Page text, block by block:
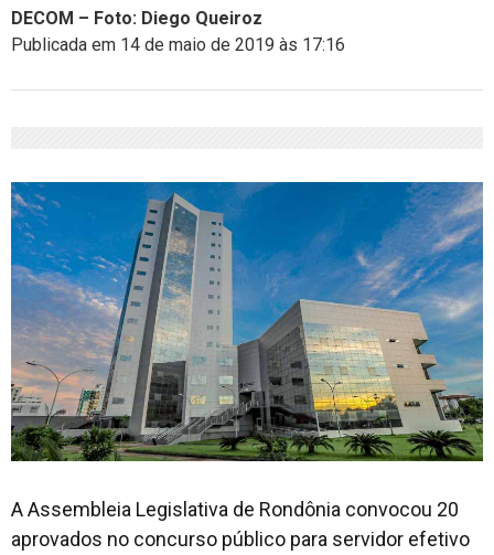
DECOM – Foto: Diego Queiroz
Publicada em 14 de maio de 2019 às 17:16
A Assembleia Legislativa de Rondônia convocou 20
aprovados no concurso público para servidor efetivo